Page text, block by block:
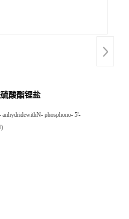
酸酯锂盐
anhydridewithN- phosphono- 5'-